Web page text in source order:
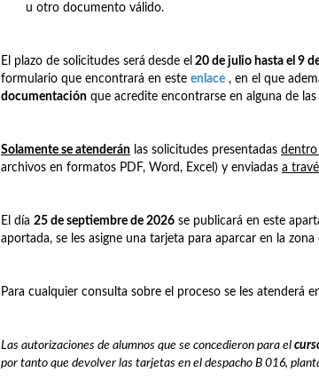
u otro documento válido.
El plazo de solicitudes será desde el 20 de julio hasta el 9
formulario que encontrará en este enlace , en el que
documentación que acredite encontrarse en alguna de
Solamente se atenderán las solicitudes presentadas dentro
archivos en formatos PDF, Word, Excel) y enviadas a
El día 25 de septiembre de 2026 se publicará en este
aportada, se les asigne una tarjeta para aparcar en la
Para cualquier consulta sobre el proceso se les atenderá
Las autorizaciones de alumnos que se concedieron para el
por tanto que devolver las tarjetas en el despacho B 016,